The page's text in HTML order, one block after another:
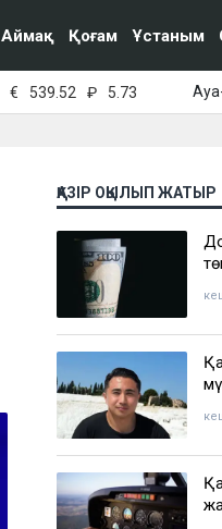
Аймақ Қоғам Ұстаным
€ 539.52 ₽ 5.73
ҚАЗІР ОҚЫЛЫП ЖАТЫР